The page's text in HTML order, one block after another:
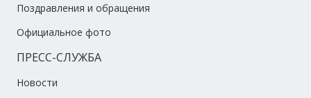
Поздравления и обращения
Официальное фото
ПРЕСС-СЛУЖБА
Новости